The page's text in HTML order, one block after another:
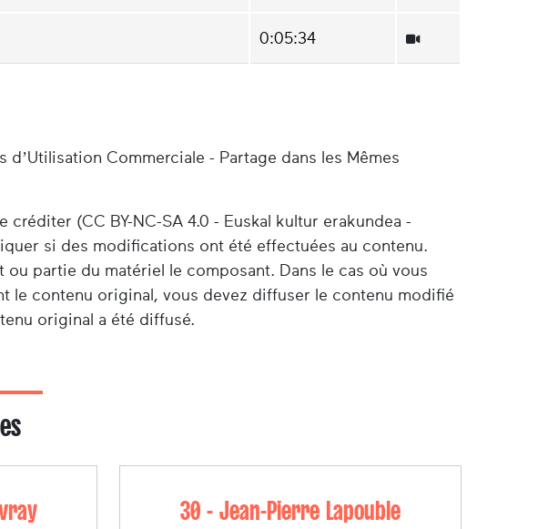
0:05:34
Commerciale - Partage dans les Mêmes
(CC BY-NC-SA 4.0 - Euskal kultur erakundea -
si des modifications ont été effectuées au contenu.
partie du matériel le composant. Dans le cas où vous
le contenu original, vous devez diffuser le contenu modifié
original a été diffusé.
30 - Jean-Pierre Lapouble